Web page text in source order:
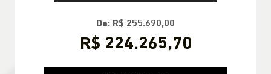
De: R$ 255.690,00
R$ 224.265,70